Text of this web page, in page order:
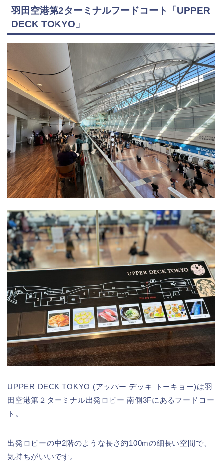
羽田空港第2ターミナルフードコート「UPPER
DECK TOKYO」
UPPER DECK TOKYO (アッパー デッキ トーキョー)は羽
田空港第２ターミナル出発ロビー 南側3Fにあるフードコー
ト。
出発ロビーの中2階のような長さ約100mの細長い空間で、
気持ちがいいです。